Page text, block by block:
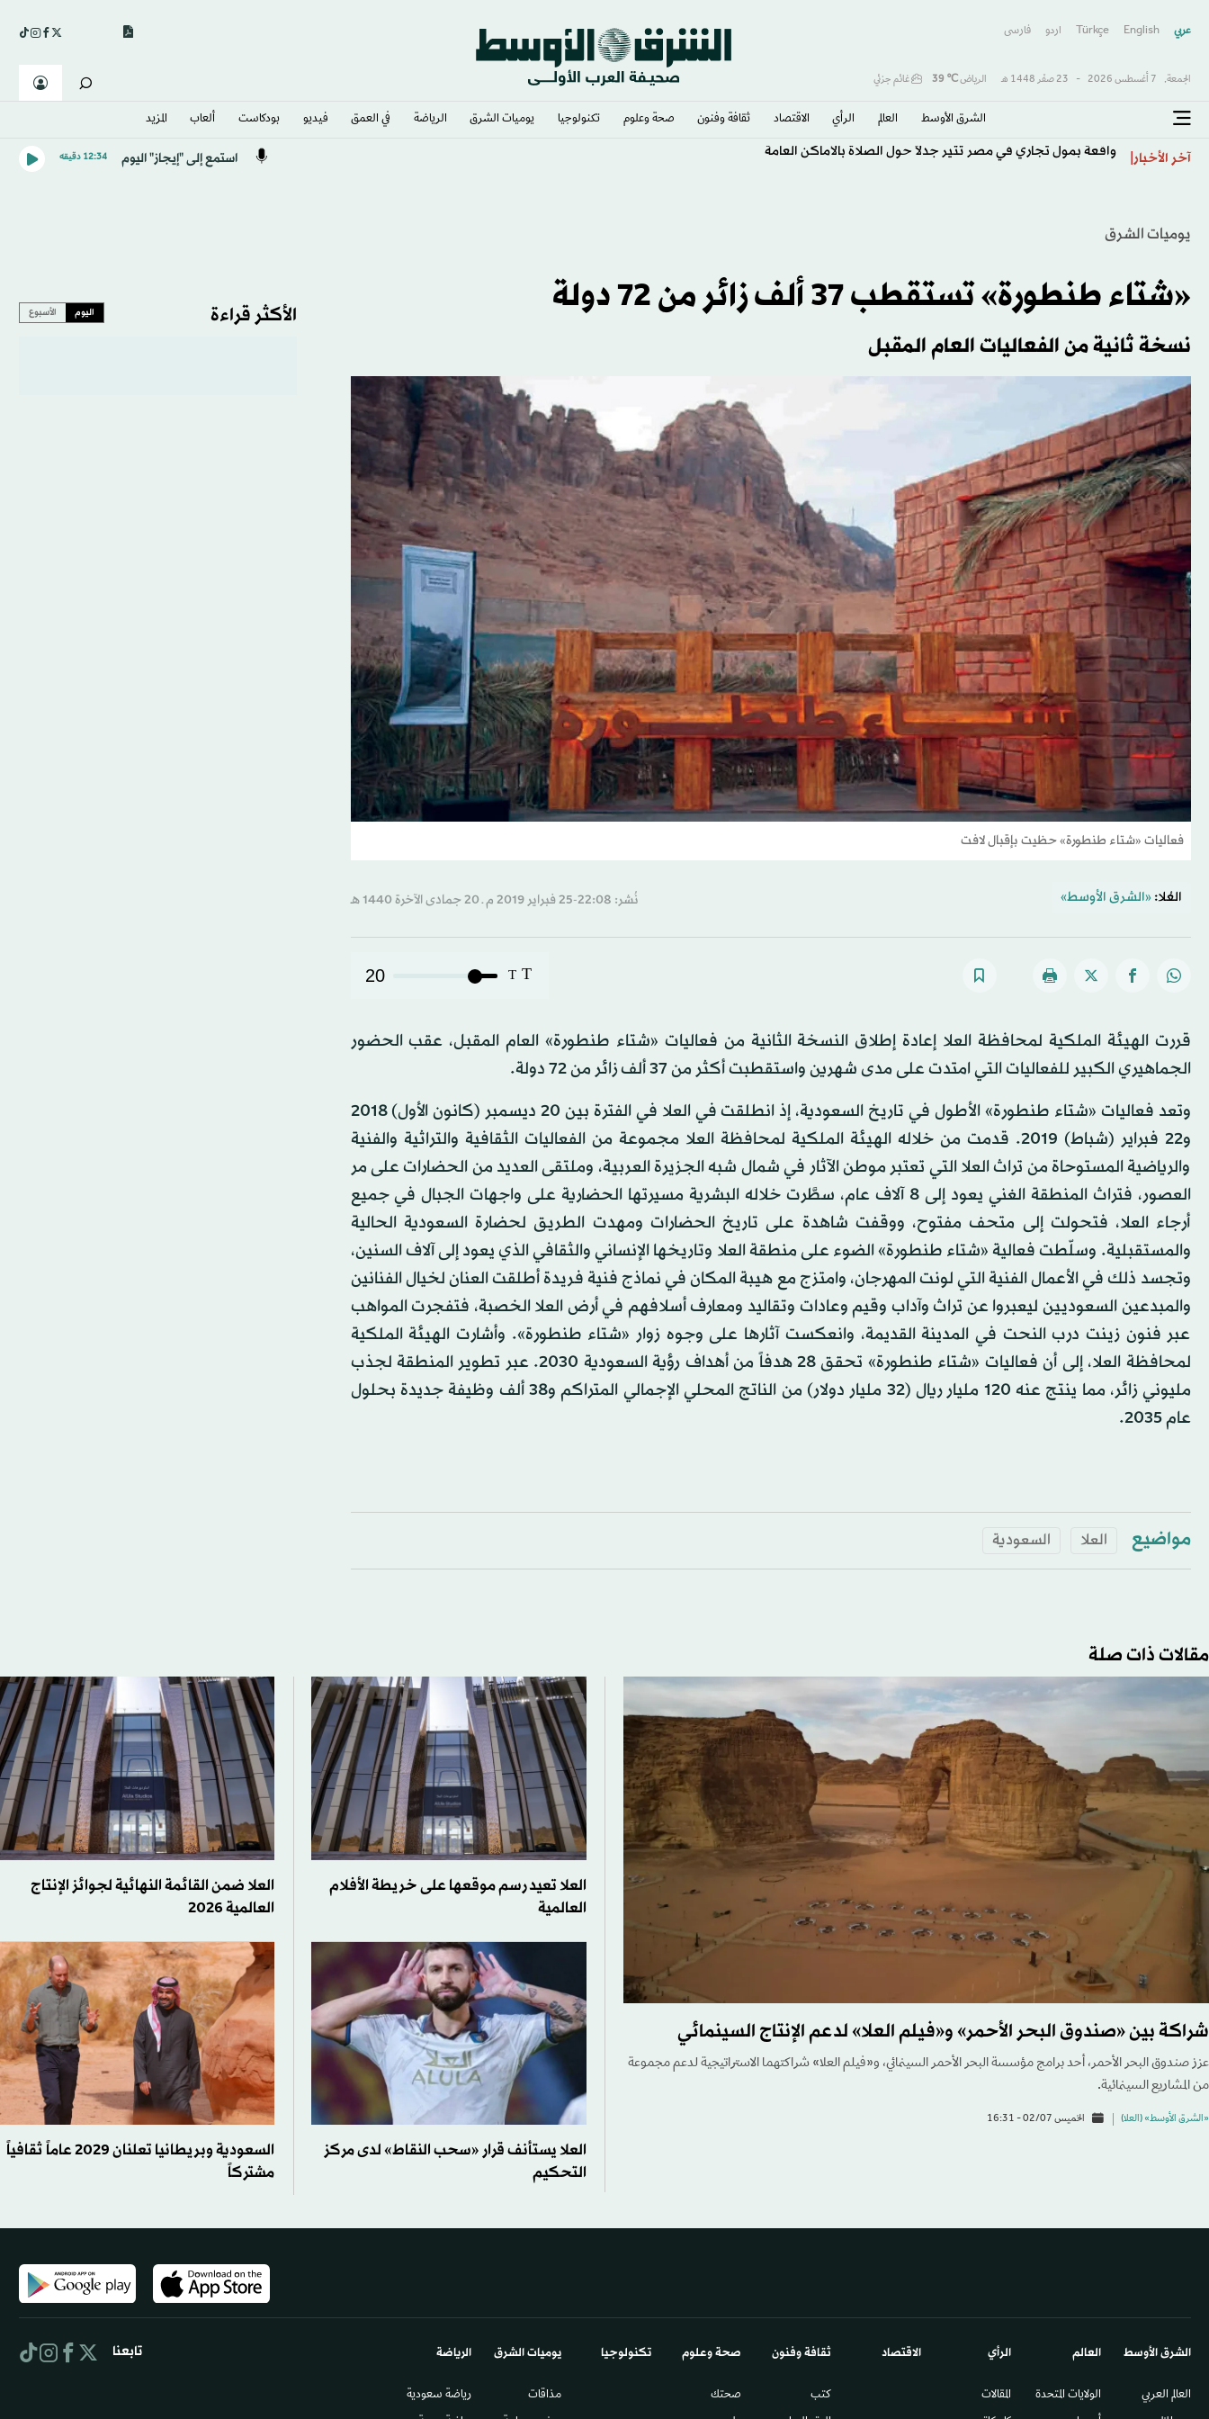
عربي English
Türkçe اردو فارسى
الجمعة, 7 أغسطس 2026 - 23 صفَر 1448 هـ الرياض℃
39 غائم جزئي
الشرق الأوسط​ العالم الرأي الاقتصاد ثقافة وفنون صحة وعلوم تكنولوجيا يوميات الشرق​ الرياضة في العمق فيديو بودكاست ألعاب المزيد
آخر الأخبار واقعة بمول تجاري في مصر تثير جدلاً حول الصلاة بالأماكن العامة استمع إلى "إيجاز" اليوم 12:34 دقيقه
يوميات الشرق
«شتاء طنطورة» تستقطب 37 ألف زائر من 72 دولة
نسخة ثانية من الفعاليات العام المقبل
فعاليات «شتاء طنطورة» حظيت بإقبال لافت
العُلا: «الشرق الأوسط» نُشر: 22:08-25 فبراير 2019 م ـ 20 جمادى الآخرة 1440 هـ
T
T
20
قررت الهيئة الملكية لمحافظة العلا إعادة إطلاق النسخة الثانية من فعاليات «شتاء طنطورة» العام المقبل، عقب الحضور
الجماهيري الكبير للفعاليات التي امتدت على مدى شهرين واستقطبت أكثر من 37 ألف زائر من 72 دولة.
وتعد فعاليات «شتاء طنطورة» الأطول في تاريخ السعودية، إذ انطلقت في العلا في الفترة بين 20 ديسمبر (كانون الأول) 2018
و22 فبراير (شباط) 2019. قدمت من خلاله الهيئة الملكية لمحافظة العلا مجموعة من الفعاليات الثقافية والتراثية والفنية
والرياضية المستوحاة من تراث العلا التي تعتبر موطن الآثار في شمال شبه الجزيرة العربية، وملتقى العديد من الحضارات على مر
العصور، فتراث المنطقة الغني يعود إلى 8 آلاف عام، سطَّرت خلاله البشرية مسيرتها الحضارية على واجهات الجبال في جميع
أرجاء العلا، فتحولت إلى متحف مفتوح، ووقفت شاهدة على تاريخ الحضارات ومهدت الطريق لحضارة السعودية الحالية
والمستقبلية. وسلّطت فعالية «شتاء طنطورة» الضوء على منطقة العلا وتاريخها الإنساني والثقافي الذي يعود إلى آلاف السنين،
وتجسد ذلك في الأعمال الفنية التي لونت المهرجان، وامتزج مع هيبة المكان في نماذج فنية فريدة أطلقت العنان لخيال الفنانين
والمبدعين السعوديين ليعبروا عن تراث وآداب وقيم وعادات وتقاليد ومعارف أسلافهم في أرض العلا الخصبة، فتفجرت المواهب
عبر فنون زينت درب النحت في المدينة القديمة، وانعكست آثارها على وجوه زوار «شتاء طنطورة». وأشارت الهيئة الملكية
لمحافظة العلا، إلى أن فعاليات «شتاء طنطورة» تحقق 28 هدفاً من أهداف رؤية السعودية 2030. عبر تطوير المنطقة لجذب
مليوني زائر، مما ينتج عنه 120 مليار ريال (32 مليار دولار) من الناتج المحلي الإجمالي المتراكم و38 ألف وظيفة جديدة بحلول
عام 2035.
مواضيع العلا السعودية
الأكثر قراءة اليوم الأسبوع
مقالات ذات صلة
شراكة بين «صندوق البحر الأحمر» و«فيلم العلا» لدعم الإنتاج السينمائي
عزز صندوق البحر الأحمر، أحد برامج مؤسسة البحر الأحمر السينمائي، و«فيلم العلا» شراكتهما الاستراتيجية لدعم مجموعة
من المشاريع السينمائية.
«الشرق الأوسط» (العلا) الخميس 02/07 - 16:31
العلا تعيد رسم موقعها على خريطة الأفلام
العالمية
العلا ضمن القائمة النهائية لجوائز الإنتاج
العالمية 2026
العلا يستأنف قرار «سحب النقاط» لدى مركز
التحكيم
السعودية وبريطانيا تعلنان 2029 عاماً ثقافياً
مشتركاً
الشرق الأوسط​
العالم العربي
العالم
الولايات المتحدة
الرأي
المقالات
الاقتصاد ثقافة وفنون
كتب
صحة وعلوم
صحتك
تكنولوجيا يوميات الشرق​
مذاقات
الرياضة
رياضة سعودية
تابعنا